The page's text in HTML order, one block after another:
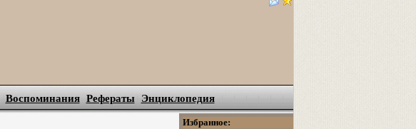
Воспоминания Рефераты Энциклопедия
Избранное: